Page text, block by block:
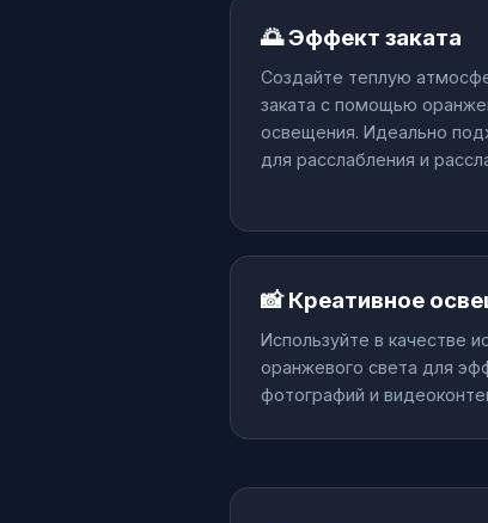
🌅 Эффект заката
Создайте теплую
заката с помощью
освещения. Идеально
для расслабления и
📸 Креативное
Используйте в качестве
оранжевого света для
фотографий и